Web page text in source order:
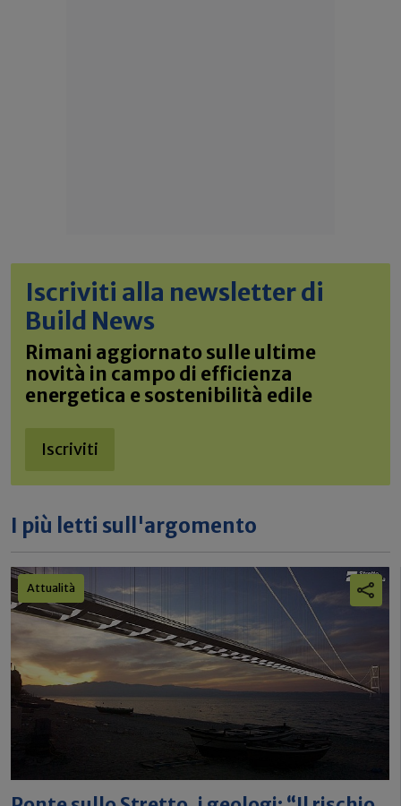
Iscriviti alla newsletter di
Build News
Rimani aggiornato sulle ultime
novità in campo di efficienza
energetica e sostenibilità edile
Iscriviti
I più letti sull'argomento
Attualità